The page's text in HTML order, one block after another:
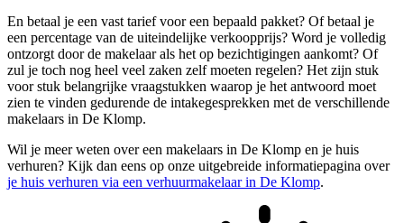
En betaal je een vast tarief voor een bepaald pakket? Of betaal je
een percentage van de uiteindelijke verkoopprijs? Word je volledig
ontzorgt door de makelaar als het op bezichtigingen aankomt? Of
zul je toch nog heel veel zaken zelf moeten regelen? Het zijn stuk
voor stuk belangrijke vraagstukken waarop je het antwoord moet
zien te vinden gedurende de intakegesprekken met de verschillende
makelaars in De Klomp.
Wil je meer weten over een makelaars in De Klomp en je huis
verhuren? Kijk dan eens op onze uitgebreide informatiepagina over
je huis verhuren via een verhuurmakelaar in De Klomp.